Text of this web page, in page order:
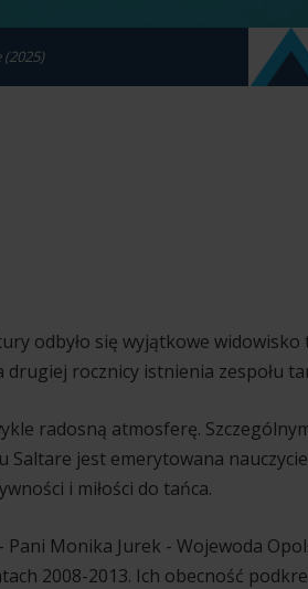
odbyło się wyjątkowe widowisko
rocznicy istnienia zespołu
radosną atmosferę.
Saltare jest emerytowana
i miłości do tańca.
Monika Jurek - Wojewoda
2008-2013. Ich obecność